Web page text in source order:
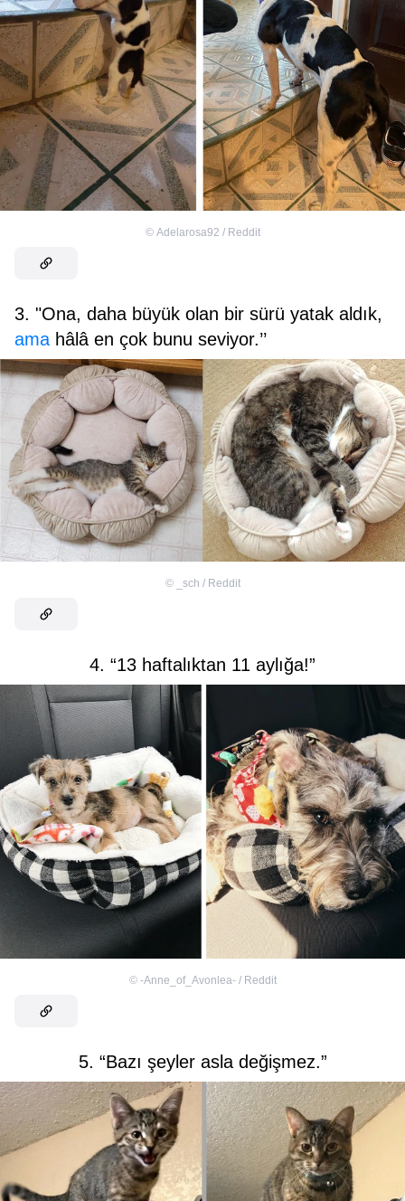
© Adelarosa92 / Reddit
3. "Ona, daha büyük olan bir sürü yatak aldık,
amahâlâ en çok bunu seviyor.’’
© _sch / Reddit
4. “13 haftalıktan 11 aylığa!”
© -Anne_of_Avonlea- / Reddit
5. “Bazı şeyler asla değişmez.”